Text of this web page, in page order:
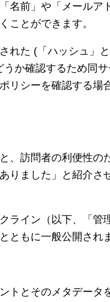
名前」や「メールア
ことができます。
れた (「ハッシュ」
か確認するため同
リシーを確認する場
、訪問者の利便性の
りました」と紹介さ
ライン（以下、「管
ともに一般公開され
トとそのメタデータ